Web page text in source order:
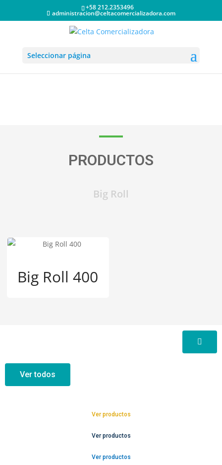
+58 212.2353496
administracion@celtacomercializadora.com
Seleccionar página
PRODUCTOS
Big Roll
Big Roll 400
Ver todos
Ver productos
Ver productos
Ver productos